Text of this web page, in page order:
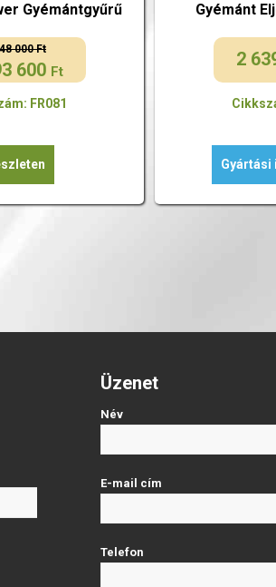
Gyémántgyűrű
000Ft
600 Ft
FR081
Gyémánt
2
Gyártási
Üzenet
Név
E-mail cím
Telefon